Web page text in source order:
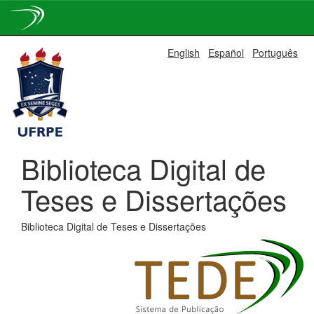
navigation
English Español Português
Biblioteca Digital de
Teses e Dissertações
Biblioteca Digital de Teses e Dissertações